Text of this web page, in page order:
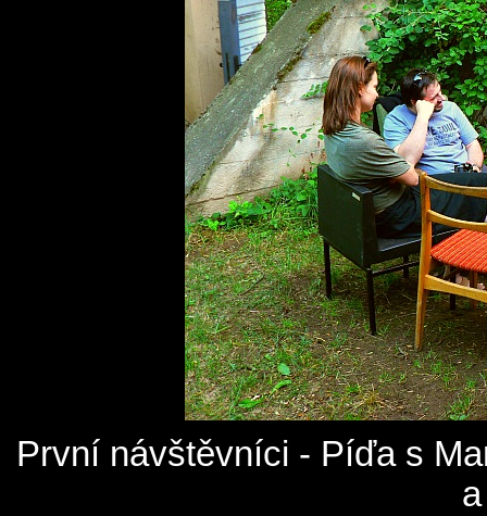
První návštěvníci - Píďa s